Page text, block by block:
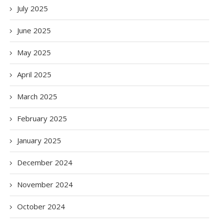
July 2025
June 2025
May 2025
April 2025
March 2025
February 2025
January 2025
December 2024
November 2024
October 2024